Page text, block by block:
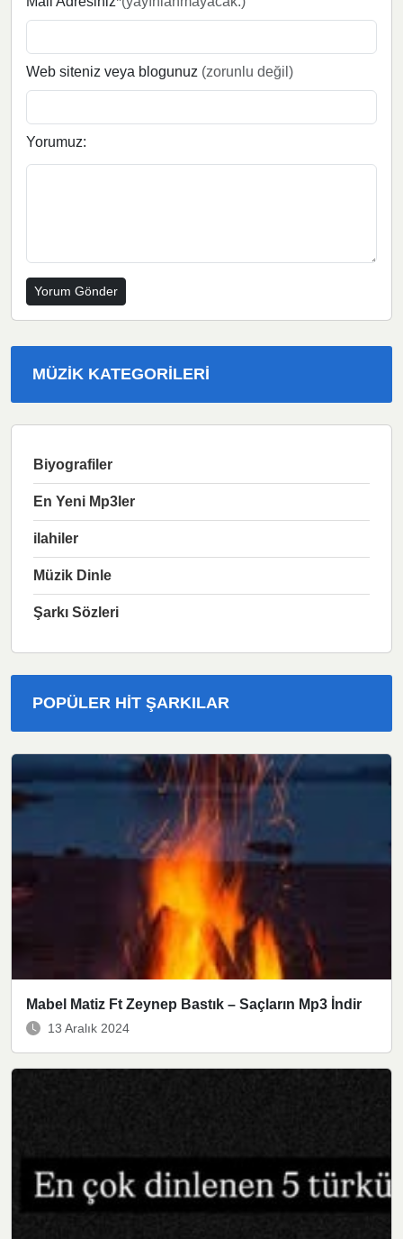
Web siteniz veya blogunuz (zorunlu değil)
Yorumuz:
MÜZIK KATEGORILERI
Biyografiler
En Yeni Mp3ler
ilahiler
Müzik Dinle
Şarkı Sözleri
POPÜLER HIT ŞARKILAR
Mabel Matiz Ft Zeynep Bastık – Saçların Mp3 İndir
13 Aralık 2024